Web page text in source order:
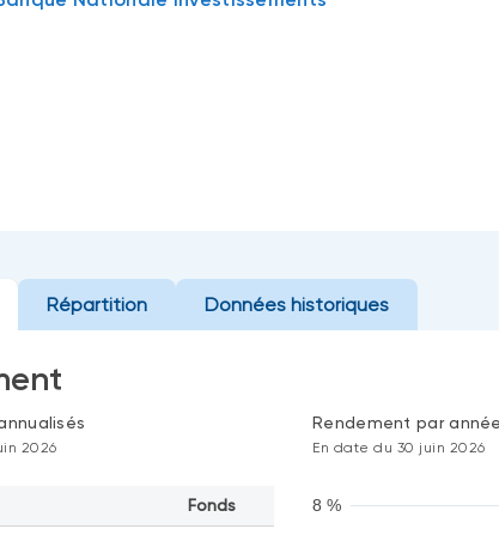
Répartition Données historiques
2026
Fonds
Rendement par
En date du 30 juin 2026
8 %